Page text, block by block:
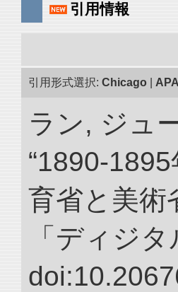
引用情報
引用形式選択: Chicago APA
ラン, ジュ
“1890-
育省と美術
「ディジ